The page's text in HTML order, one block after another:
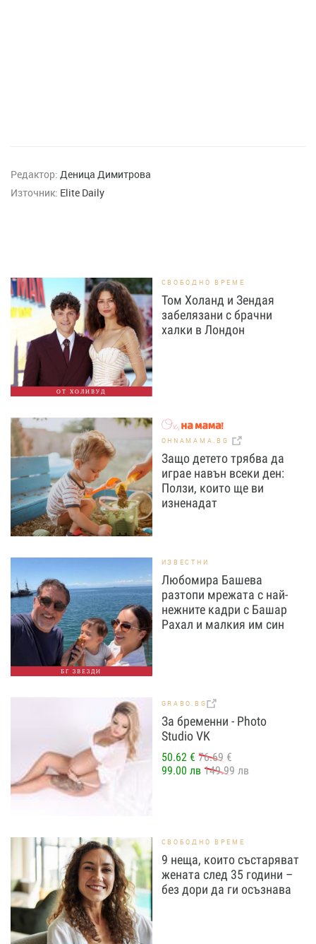
Редактор: Деница Димитрова
Източник: Elite Daily
ОТ ХОЛИВУД
СВОБОДНО ВРЕМЕ
Том Холанд и Зендая
забелязани с брачни
халки в Лондон
OHNAMAMA.BG
Защо детето трябва да
играе навън всеки ден:
Ползи, които ще ви
изненадат
БГ ЗВЕЗДИ
ИЗВЕСТНИ
Любомира Башева
разтопи мрежата с най-
нежните кадри с Башар
Рахал и малкия им син
GRABO.BG
За бременни - Photo
Studio VK
50.62 € 76.69 €
99.00 лв 149.99 лв
СВОБОДНО ВРЕМЕ
9 неща, които състаряват
жената след 35 години –
без дори да ги осъзнава